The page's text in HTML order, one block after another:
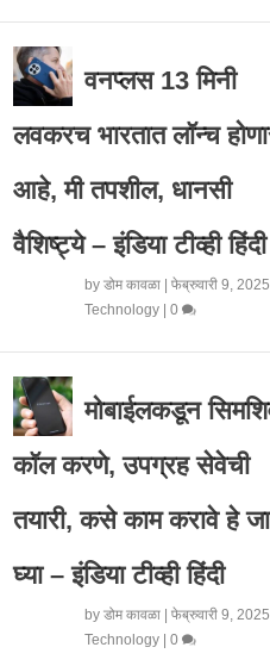
वनप्लस 13 मिनी
लवकरच भारतात लॉन्च
आहे, मी तपशील, धानसी
वैशिष्ट्ये – इंडिया टीव्ही हिंदी
by डोम कावळा| फेब्रुवारी 9, 2025
Technology| 0
मोबाईलकडून
कॉल करणे, उपग्रह सेवेची
तयारी, कसे काम करावे हे
घ्या – इंडिया टीव्ही हिंदी
by डोम कावळा| फेब्रुवारी 9, 2025
Technology| 0